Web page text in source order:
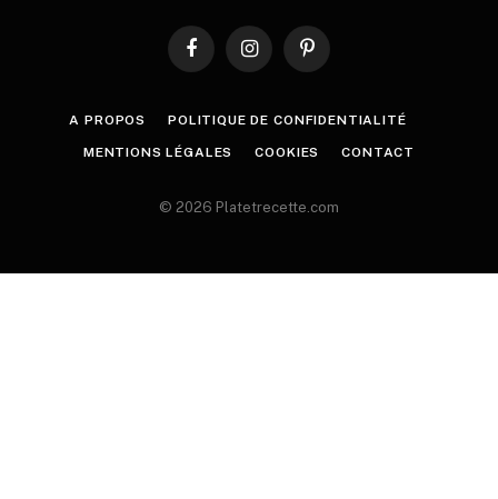
FacebookInstagramPinterest
A PROPOS POLITIQUE DE CONFIDENTIALITÉ
MENTIONS LÉGALES COOKIES CONTACT
© 2026 Platetrecette.com